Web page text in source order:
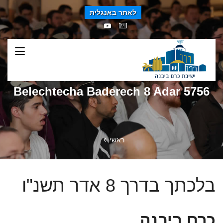
לאתר באנגלית
Belechtecha Baderech 8 Adar 5756
ראשי
בלכתך בדרך 8 אדר תשנ"ו